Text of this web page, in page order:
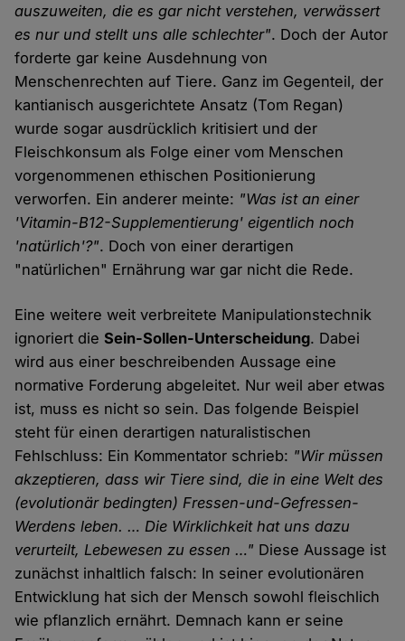
auszuweiten, die es gar nicht verstehen, verwässert
es nur und stellt uns alle schlechter". Doch der Autor
forderte gar keine Ausdehnung von
Menschenrechten auf Tiere. Ganz im Gegenteil, der
kantianisch ausgerichtete Ansatz (Tom Regan)
wurde sogar ausdrücklich kritisiert und der
Fleischkonsum als Folge einer vom Menschen
vorgenommenen ethischen Positionierung
verworfen. Ein anderer meinte: "Was ist an einer
'Vitamin-B12-Supplementierung' eigentlich noch
'natürlich'?". Doch von einer derartigen
"natürlichen" Ernährung war gar nicht die Rede.
Eine weitere weit verbreitete Manipulationstechnik
ignoriert dieSein-Sollen-Unterscheidung. Dabei
wird aus einer beschreibenden Aussage eine
normative Forderung abgeleitet. Nur weil aber etwas
ist, muss es nicht so sein. Das folgende Beispiel
steht für einen derartigen naturalistischen
Fehlschluss: Ein Kommentator schrieb: "Wir müssen
akzeptieren, dass wir Tiere sind, die in eine Welt des
(evolutionär bedingten) Fressen-und-Gefressen-
Werdens leben. … Die Wirklichkeit hat uns dazu
verurteilt, Lebewesen zu essen …" Diese Aussage ist
zunächst inhaltlich falsch: In seiner evolutionären
Entwicklung hat sich der Mensch sowohl fleischlich
wie pflanzlich ernährt. Demnach kann er seine